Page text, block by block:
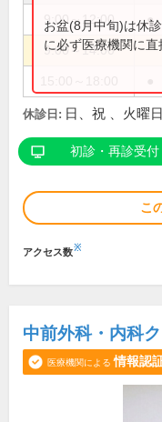
9:00～12:00 ●
9:00～14:00
お盆(8月中旬)は休
に必ず医療機関に直
休診日: 日、祝 、火曜
初診・再診受付
こ
アクセス数※
中前外科・内科
医療機関による 情報認